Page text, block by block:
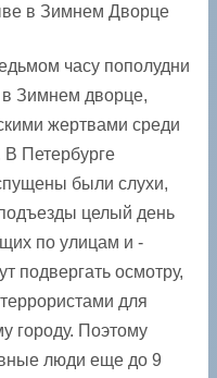
в Зимнем Дворце
часу пополудни
Зимнем дворце,
жертвами среди
В Петербурге
были ­слухи,
целый день
по улицам и
подвергать осмотру,
для
городу. Поэтому
люди еще до 9